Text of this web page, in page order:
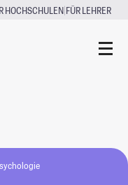
HOCHSCHULEN|FÜR LEHRER